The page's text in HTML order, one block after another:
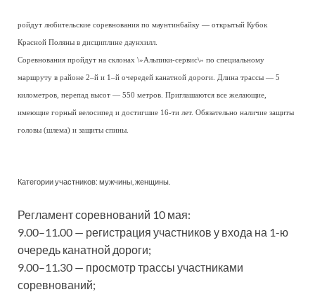
ройдут любительские соревнования по маунтинбайку — открытый Кубок
Красной Поляны в дисциплине даунхилл.
Соревнования пройдут на склонах \»Альпики-сервис\» по специальному
маршруту в районе 2–й и 1–й очередей канатной дороги. Длина трассы — 5
километров, перепад высот — 550 метров. Приглашаются все желающие,
имеющие горный велосипед и достигшие 16-ти лет. Обязательно наличие защиты
головы (шлема) и защиты спины.
Категории участников: мужчины, женщины.
Регламент соревнований 10 мая:
9.00–11.00 — регистрация участников у входа на 1-ю
очередь канатной дороги;
9.00–11.30 — просмотр трассы участниками
соревнований;